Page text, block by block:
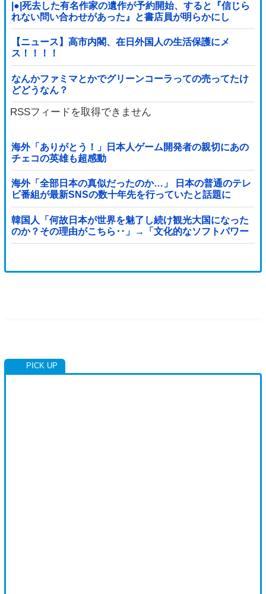
|●|死去した有名作家の遺作が予約開始、すると『信じら
れない問い合わせがあった』と書店員が明らかにし
て……
【ニュース】高市内閣、在日外国人の生活保護にメ
ス！！！！
なんかファミマとかでグリーンコーラっての売ってたけ
どどうなん？
RSSフィードを取得できません
海外「ありがとう！」日本人ゲーム開発者の親切にあの
チェコの英雄も超感動
海外「全部日本の真似だったのか…」 日本の普通のテレ
ビ番組が最新SNSの数十年先を行っていたと話題に
韓国人「何故日本が世界を魅了し続け観光大国になった
のか？その理由がこちら‥」→「文化的なソフトパワー
が凄い」